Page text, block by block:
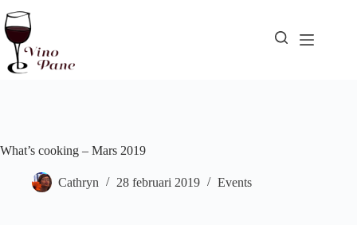
till
innehåll
What’s cooking – Mars 2019
Cathryn 28 februari 2019 Events